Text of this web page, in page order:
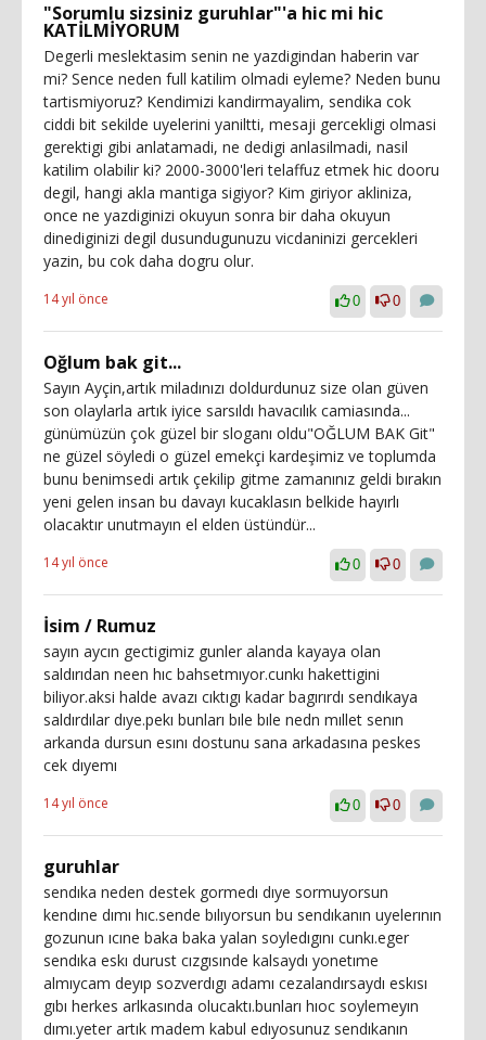
"Sorumlu sizsiniz guruhlar"'a hic mi hic
KATİLMİYORUM
Degerli meslektasim senin ne yazdigindan haberin var
mi? Sence neden full katilim olmadi eyleme? Neden bunu
tartismiyoruz? Kendimizi kandirmayalim, sendika cok
ciddi bit sekilde uyelerini yaniltti, mesaji gercekligi olmasi
gerektigi gibi anlatamadi, ne dedigi anlasilmadi, nasil
katilim olabilir ki? 2000-3000'leri telaffuz etmek hic dooru
degil, hangi akla mantiga sigiyor? Kim giriyor akliniza,
once ne yazdiginizi okuyun sonra bir daha okuyun
dinediginizi degil dusundugunuzu vicdaninizi gercekleri
yazin, bu cok daha dogru olur.
14 yıl önce 0 0
Oğlum bak git...
Sayın Ayçin,artık miladınızı doldurdunuz size olan güven
son olaylarla artık iyice sarsıldı havacılık camiasında...
günümüzün çok güzel bir sloganı oldu"OĞLUM BAK Git"
ne güzel söyledi o güzel emekçi kardeşimiz ve toplumda
bunu benimsedi artık çekilip gitme zamanınız geldi bırakın
yeni gelen insan bu davayı kucaklasın belkide hayırlı
olacaktır unutmayın el elden üstündür...
14 yıl önce 0 0
İsim / Rumuz
sayın aycın gectigimiz gunler alanda kayaya olan
saldırıdan neen hıc bahsetmıyor.cunkı hakettigini
biliyor.aksi halde avazı cıktıgı kadar bagırırdı sendıkaya
saldırdılar dıye.pekı bunları bıle bıle nedn mıllet senın
arkanda dursun esını dostunu sana arkadasına peskes
cek dıyemı
14 yıl önce 0 0
guruhlar
sendıka neden destek gormedı dıye sormuyorsun
kendıne dımı hıc.sende bılıyorsun bu sendıkanın uyelerının
gozunun ıcıne baka baka yalan soyledıgını cunkı.eger
sendıka eskı durust cızgısınde kalsaydı yonetıme
almıycam deyıp sozverdıgı adamı cezalandırsaydı eskısı
gıbı herkes arlkasında olucaktı.bunları hıoc soylemeyın
dımı.yeter artık madem kabul edıyosunuz sendıkanın